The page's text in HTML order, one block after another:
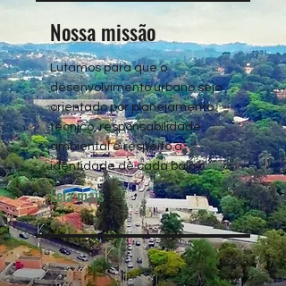
Nossa missão
Lutamos para que o
desenvolvimento urbano seja
orientado por planejamento
técnico, responsabilidade
ambiental e respeito à
identidade de cada bairro.
Leia mais